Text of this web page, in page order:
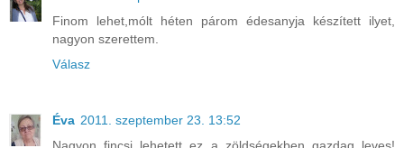
Finom lehet,mólt héten párom édesanyja készített ilyet,
nagyon szerettem.
Válasz
Éva 2011. szeptember 23. 13:52